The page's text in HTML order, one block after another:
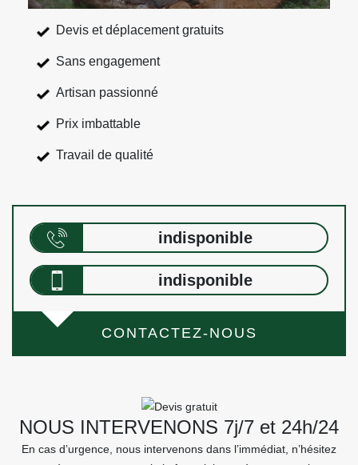
Devis et déplacement gratuits
Sans engagement
Artisan passionné
Prix imbattable
Travail de qualité
indisponible
indisponible
CONTACTEZ-NOUS
NOUS INTERVENONS 7j/7 et 24h/24
En cas d’urgence, nous intervenons dans l’immédiat, n’hésitez